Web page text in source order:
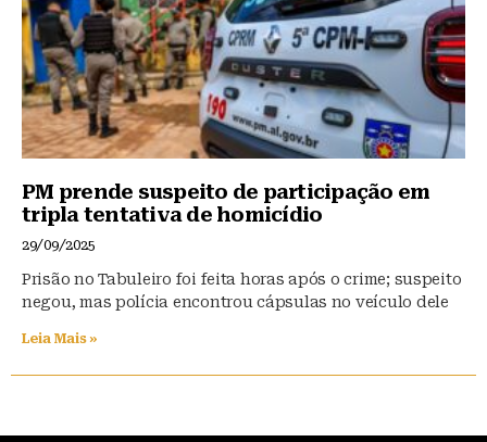
PM prende suspeito de participação em
tripla tentativa de homicídio
29/09/2025
Prisão no Tabuleiro foi feita horas após o crime; suspeito
negou, mas polícia encontrou cápsulas no veículo dele
Leia Mais »